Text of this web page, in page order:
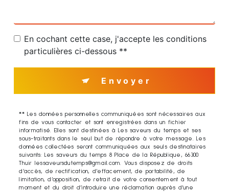
En cochant cette case, j'accepte les conditions
particulières ci-dessous **
Envoyer
** Les données personnelles communiquées sont nécessaires aux
fins de vous contacter et sont enregistrées dans un fichier
informatisé. Elles sont destinées à Les saveurs du temps et ses
sous-traitants dans le seul but de répondre à votre message. Les
données collectées seront communiquées aux seuls destinataires
suivants: Les saveurs du temps 8 Place de la République, 66300
Thuir lessaveursdutemps@gmail.com. Vous disposez de droits
d’accès, de rectification, d’effacement, de portabilité, de
limitation, d’opposition, de retrait de votre consentement à tout
moment et du droit d’introduire une réclamation auprès d’une